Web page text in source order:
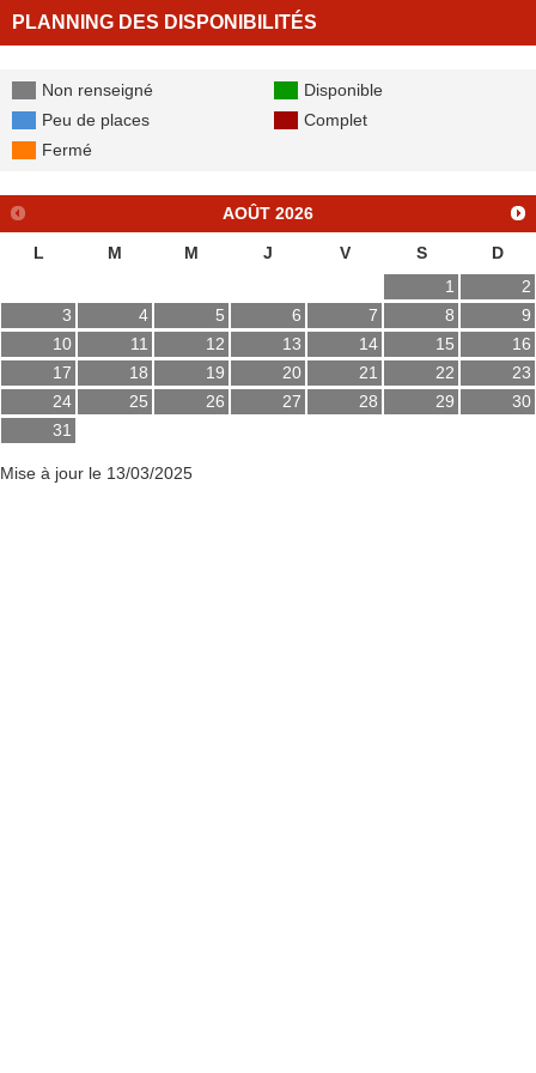
PLANNING DES DISPONIBILITÉS
Non renseigné
Disponible
Peu de places
Complet
Fermé
AOÛT 2026
L M M J V S
D
1
2
3
4 5 6 7 8
9
10
11 12 13 14 15
16
17
18 19 20 21 22
23
24
25 26 27 28 29
30
31
Mise à jour le 13/03/2025